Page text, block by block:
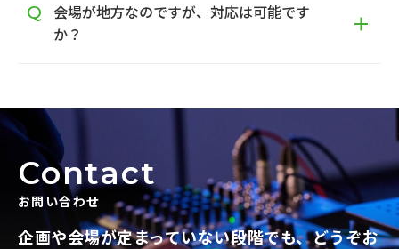
会場が地方なのですが、対応は可能です
か？
Contact
お問い合わせ
企画や会場が定まっていない段階でも、どうぞお